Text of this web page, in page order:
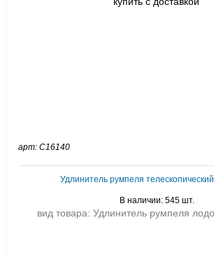
арт: C16140
Удлинитель румпеля
В наличии: 545 шт.
вид товара: Удлинитель румпеля